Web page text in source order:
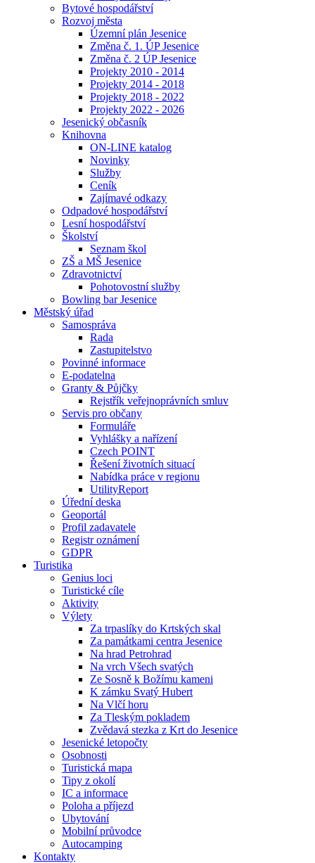
Bytové hospodářství
Rozvoj města
Územní plán Jesenice
Změna č. 1. ÚP Jesenice
Změna č. 2 ÚP Jesenice
Projekty 2010 - 2014
Projekty 2014 - 2018
Projekty 2018 - 2022
Projekty 2022 - 2026
Jesenický občasník
Knihovna
ON-LINE katalog
Novinky
Služby
Ceník
Zajímavé odkazy
Odpadové hospodářství
Lesní hospodářství
Školství
Seznam škol
ZŠ a MŠ Jesenice
Zdravotnictví
Pohotovostní služby
Bowling bar Jesenice
Městský úřad
Samospráva
Rada
Zastupitelstvo
Povinné informace
E-podatelna
Granty & Půjčky
Rejstřík veřejnoprávních smluv
Servis pro občany
Formuláře
Vyhlášky a nařízení
Czech POINT
Řešení životních situací
Nabídka práce v regionu
UtilityReport
Úřední deska
Geoportál
Profil zadavatele
Registr oznámení
GDPR
Turistika
Genius loci
Turistické cíle
Aktivity
Výlety
Za trpaslíky do Krtských skal
Za památkami centra Jesenice
Na hrad Petrohrad
Na vrch Všech svatých
Ze Sosně k Božímu kameni
K zámku Svatý Hubert
Na Vlčí horu
Za Tleským pokladem
Zvědavá stezka z Krt do Jesenice
Jesenické letopočty
Osobnosti
Turistická mapa
Tipy z okolí
IC a informace
Poloha a příjezd
Ubytování
Mobilní průvodce
Autocamping
Kontakty